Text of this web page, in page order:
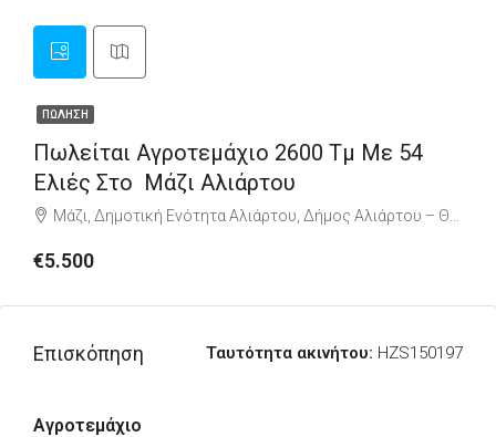
ΠΏΛΗΣΗ
Πωλείται Αγροτεμάχιο 2600 Τμ Με 54
Ελιές Στο Μάζι Αλιάρτου
Μάζι, Δημοτική Ενότητα Αλιάρτου, Δήμος Αλιάρτου – Θεσπιέων, Περιφερειακή Ενότητα Βοιωτίας, Περιφέρεια Στερεάς Ελλάδας, Αποκεντρωμένη Διοίκηση Θεσσαλίας - Στερεάς Ελλάδος, 320 01, Ελλάδα
€5.500
Επισκόπηση Ταυτότητα ακινήτου: HZS150197
Αγροτεμάχιο